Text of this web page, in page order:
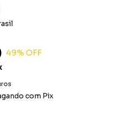
49% OFF
com Pix